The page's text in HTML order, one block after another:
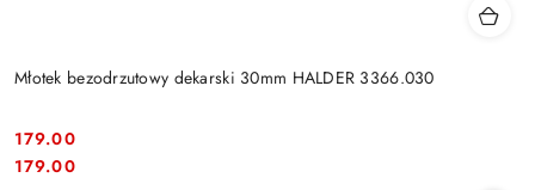
Młotek bezodrzutowy dekarski 30mm HALDER 3366.030
Cena:
179.00
Cena:
179.00